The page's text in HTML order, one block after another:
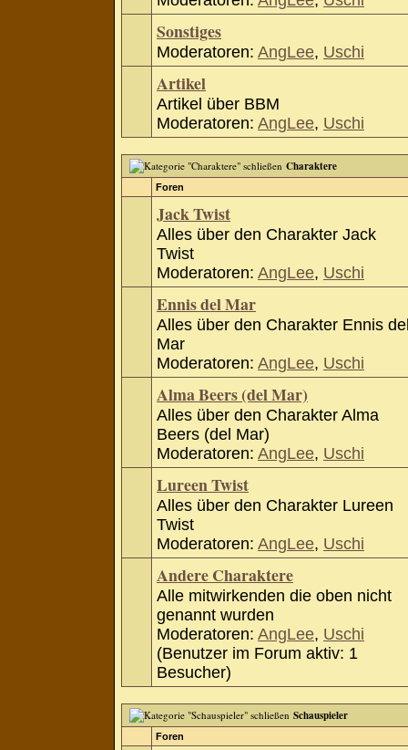
Sonstiges
Moderatoren: AngLee, Uschi
Artikel
Artikel über BBM
Moderatoren: AngLee, Uschi
Charaktere
Foren
Jack Twist
Alles über den Charakter Jack
Twist
Moderatoren: AngLee, Uschi
Ennis del Mar
Alles über den Charakter Ennis
Mar
Moderatoren: AngLee, Uschi
Alma Beers (del Mar)
Alles über den Charakter Alma
Beers (del Mar)
Moderatoren: AngLee, Uschi
Lureen Twist
Alles über den Charakter Lureen
Twist
Moderatoren: AngLee, Uschi
Andere Charaktere
Alle mitwirkenden die oben nicht
genannt wurden
Moderatoren: AngLee, Uschi
(Benutzer im Forum aktiv: 1
Besucher)
Schauspieler
Foren